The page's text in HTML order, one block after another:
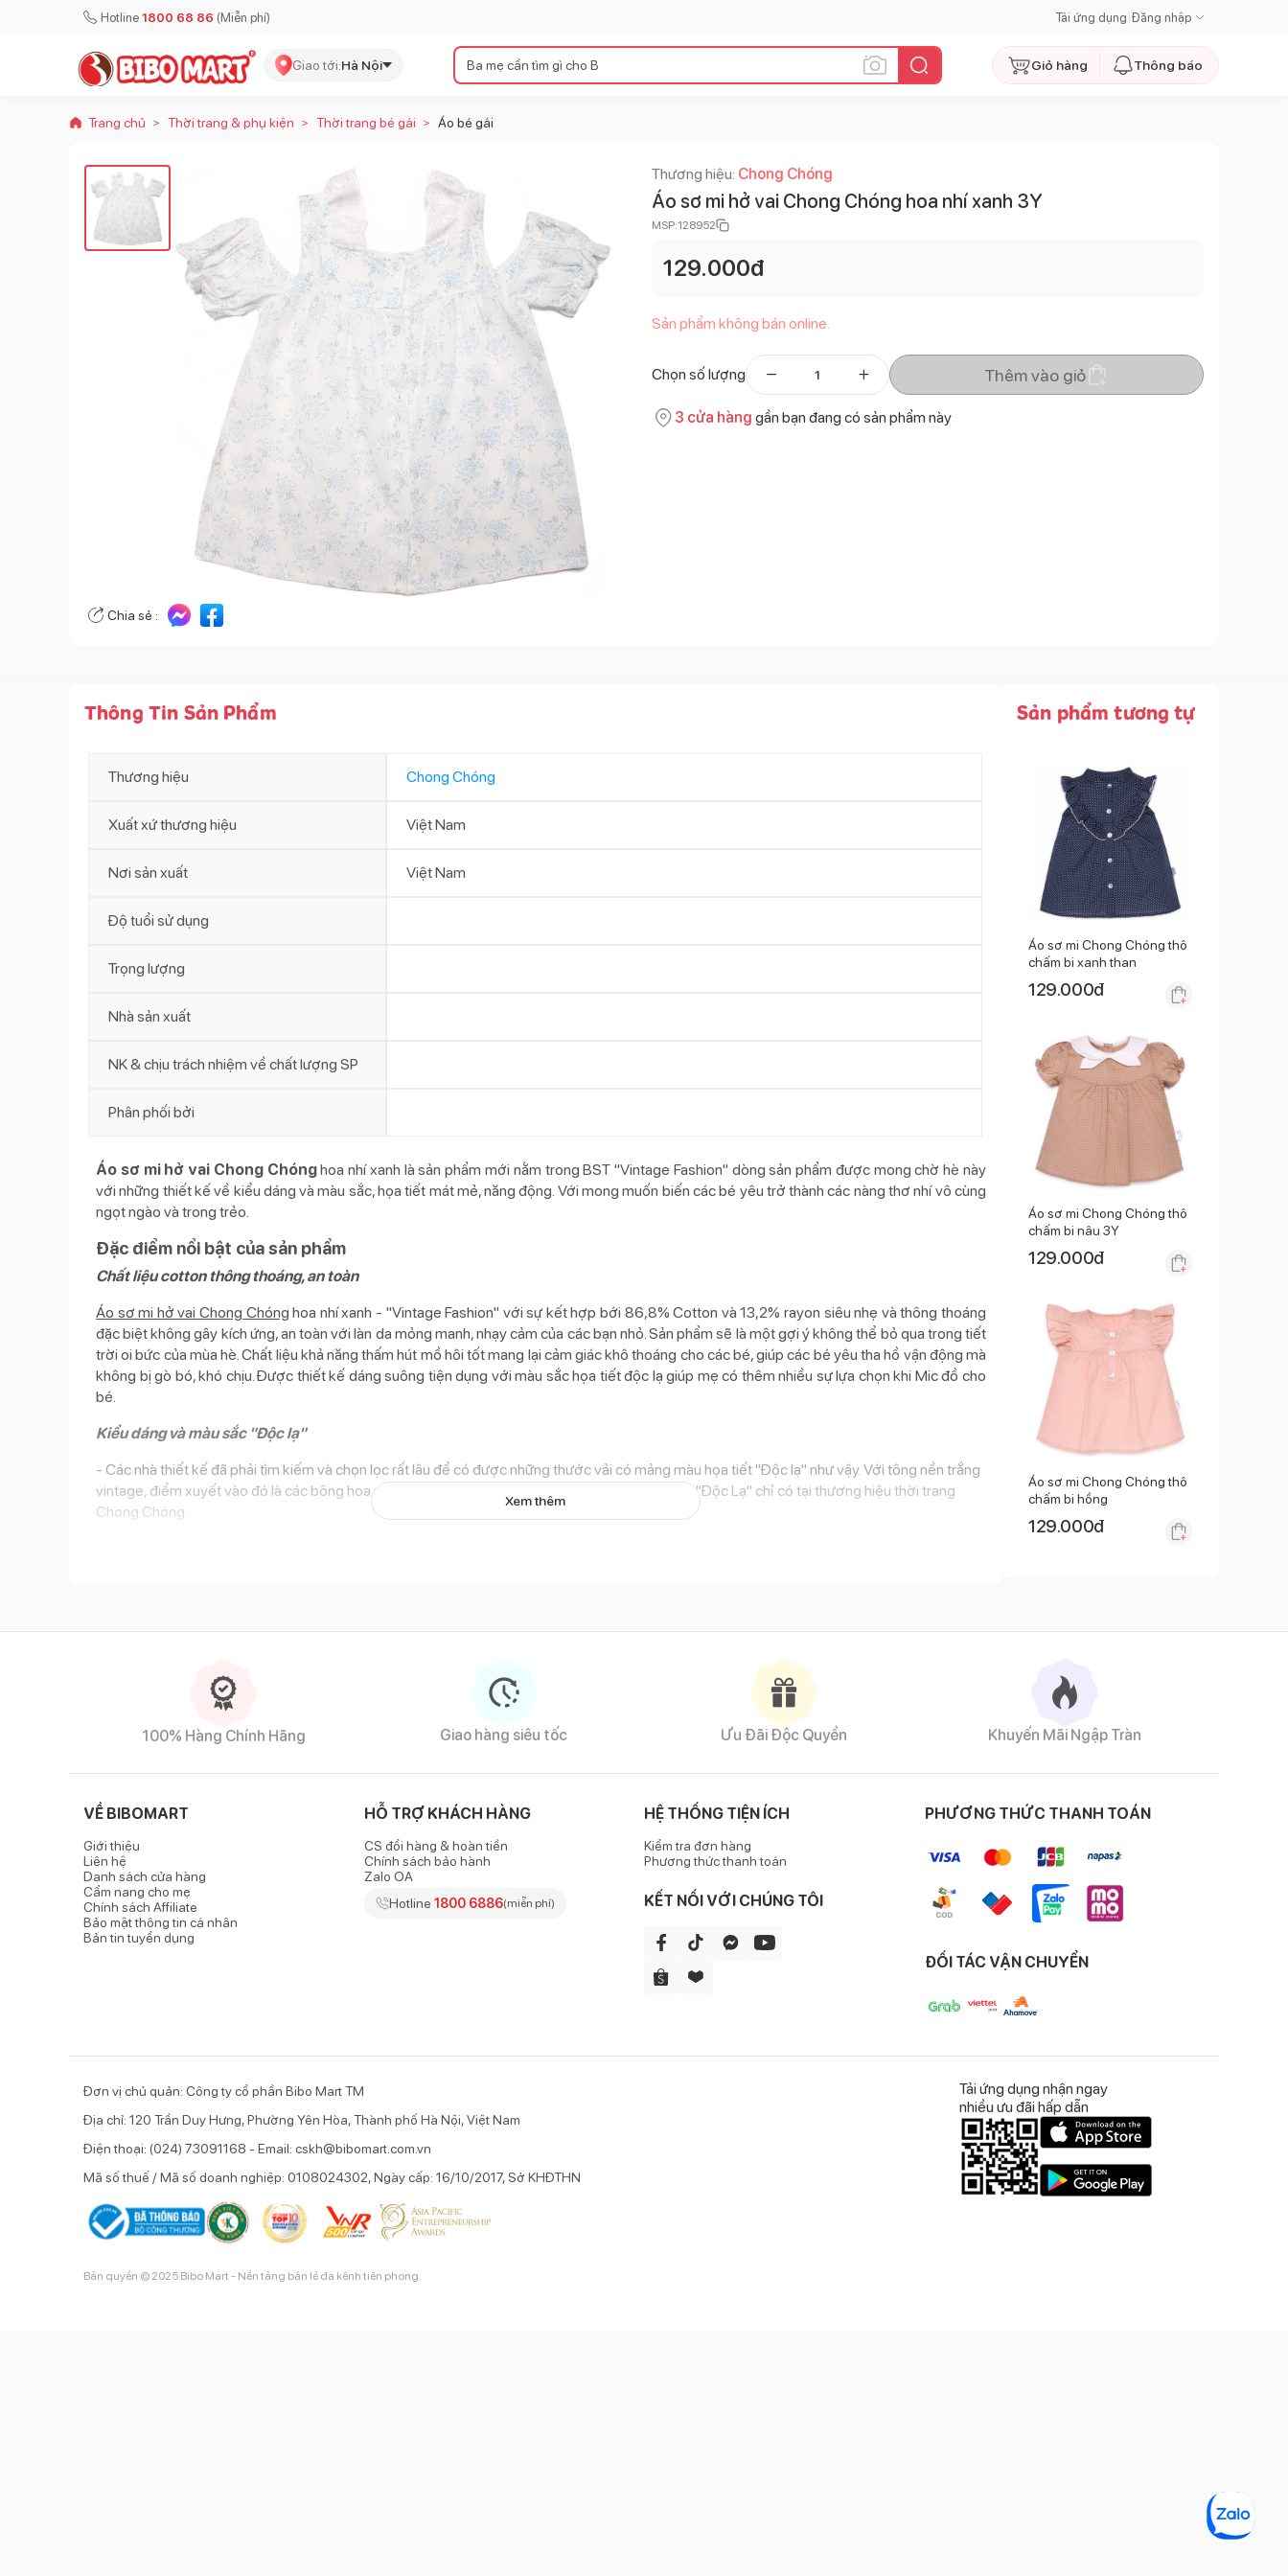
Hotline 1800 68 86 (Miễn phí) Tải ứng dụng Đăng nhập
Giao tới:Hà Nội Giỏ hàng Thông báo
Trang chủ > Thời trang & phụ kiện > Thời trang bé gái > Áo bé gái
Chia sẻ :
Thương hiệu: Chong Chóng
Áo sơ mi hở vai Chong Chóng hoa nhí xanh 3Y
MSP:128952
129.000đ
Sản phẩm không bán online.
Chọn số lượng Thêm vào giỏ
3 cửa hàng gần bạn đang có sản phẩm này
Thông Tin Sản Phẩm
Thương hiệu Chong Chóng
Xuất xứ thương hiệu Việt Nam
Nơi sản xuất Việt Nam
Độ tuổi sử dụng
Trọng lượng
Nhà sản xuất
NK & chịu trách nhiệm về chất lượng SP
Phân phối bởi
Áo sơ mi hở vai Chong Chónghoa nhí xanh là sản phẩm mới nằm trong BST "Vintage Fashion" dòng sản phẩm được mong chờ hè này
với những thiết kế về kiểu dáng và màu sắc, họa tiết mát mẻ, năng động. Với mong muốn biến các bé yêu trở thành các nàng thơ nhí vô cùng
ngọt ngào và trong trẻo.
Đặc điểm nổi bật của sản phẩm
Chất liệu cotton thông thoáng, an toàn
Áo sơ mi hở vai Chong Chóng hoa nhí xanh - "Vintage Fashion" với sự kết hợp bới 86,8% Cotton và 13,2% rayon siêu nhẹ và thông thoáng
đặc biệt không gây kích ứng, an toàn với làn da mỏng manh, nhạy cảm của các bạn nhỏ. Sản phẩm sẽ là một gợi ý không thể bỏ qua trong tiết
trời oi bức của mùa hè. Chất liệu khả năng thấm hút mồ hôi tốt mang lại cảm giác khô thoáng cho các bé, giúp các bé yêu tha hồ vận động mà
không bị gò bó, khó chịu. Được thiết kế dáng suông tiện dụng với màu sắc họa tiết độc lạ giúp mẹ có thêm nhiều sự lựa chọn khi Mic đồ cho
bé.
Kiểu dáng và màu sắc "Độc lạ"
- Các nhà thiết kế đã phải tìm kiếm và chọn lọc rất lâu để có được những thước vải có mảng màu họa tiết "Độc lạ" như vậy. Với tông nền trắng
vintage, điểm xuyết vào đó là các bông hoa nhí xanh nhỏ li ti. Sự kết hợp này tạo nên siêu phẩm "Độc Lạ" chỉ có tại thương hiệu thời trang
Chong Chóng.
Xem thêm
Sản phẩm tương tự
Áo sơ mi Chong Chóng thô
chấm bi xanh than
129.000đ
Áo sơ mi Chong Chóng thô
chấm bi nâu 3Y
129.000đ
Áo sơ mi Chong Chóng thô
chấm bi hồng
129.000đ
100% Hàng Chính Hãng Giao hàng siêu tốc Ưu Đãi Độc Quyền Khuyến Mãi Ngập Tràn
VỀ BIBOMART
Giới thiệu
Liên hệ
Danh sách cửa hàng
Cẩm nang cho mẹ
Chính sách Affiliate
Bảo mật thông tin cá nhân
Bản tin tuyển dụng
HỖ TRỢ KHÁCH HÀNG
CS đổi hàng & hoàn tiền
Chính sách bảo hành
Zalo OA
Hotline 1800 6886(miễn phí)
HỆ THỐNG TIỆN ÍCH
Kiểm tra đơn hàng
Phương thức thanh toán
KẾT NỐI VỚI CHÚNG TÔI
PHƯƠNG THỨC THANH TOÁN
ĐỐI TÁC VẬN CHUYỂN
Đơn vị chủ quản: Công ty cổ phần Bibo Mart TM
Địa chỉ: 120 Trần Duy Hưng, Phường Yên Hòa, Thành phố Hà Nội, Việt Nam
Điện thoại: (024) 73091168 - Email: cskh@bibomart.com.vn
Mã số thuế / Mã số doanh nghiệp: 0108024302, Ngày cấp: 16/10/2017, Sở KHĐTHN
Bản quyền © 2025 Bibo Mart - Nền tảng bán lẻ đa kênh tiên phong.
Tải ứng dụng nhận ngay
nhiều ưu đãi hấp dẫn